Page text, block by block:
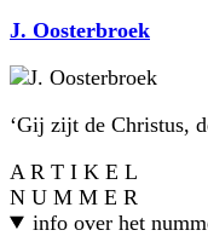
J. Oosterbroek
‘Gij zijt de Christus,
A R T I K E L
N U M M E R
info over het